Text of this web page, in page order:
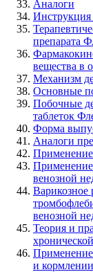
Аналоги
препарата
вещества в
Механизм
Основные
Побочные
таблеток
Форма
Аналоги
Применение
Применение
венозной
Варикозное
венозной
Теория и
Применение
и